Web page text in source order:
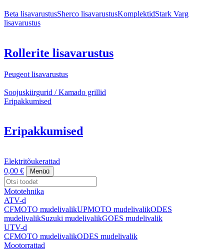
Beta lisavarustusSherco lisavarustusKomplektidStark Varg
lisavarustus
Rollerite lisavarustus
Peugeot lisavarustus
Soojuskiirgurid / Kamado grillid
Eripakkumised
Eripakkumised
Elektritõukerattad
0,00 €
Menüü
Mototehnika
ATV-d
CFMOTO mudelivalikUPMOTO mudelivalikODES
mudelivalikSuzuki mudelivalikGOES mudelivalik
UTV-d
CFMOTO mudelivalikODES mudelivalik
Mootorrattad